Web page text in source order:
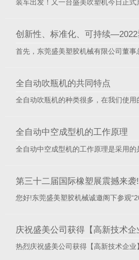
装车出发！又一台盛美吹塑机今日正
创新性、标准化、可持续—2022
首先，东莞盛美塑胶机械有限公司董事
全自动吹瓶机的共同特点
全自动吹瓶机的种类很多，在我们使
全自动中空成型机的工作原理
全自动中空成型机的工作原理是采用的
第三十二届国际橡塑展震撼来袭!
您好!东莞盛美塑胶机械诚邀阁下参观
庆祝盛美公司获得【高新技术企
热烈庆祝盛美公司获得【高新技术企